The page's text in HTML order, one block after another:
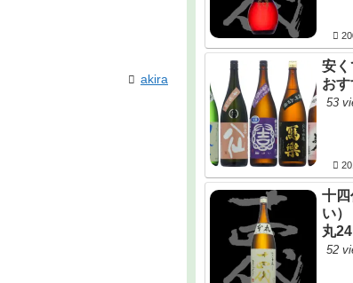
akira
安
おす
53
十
い
丸
52